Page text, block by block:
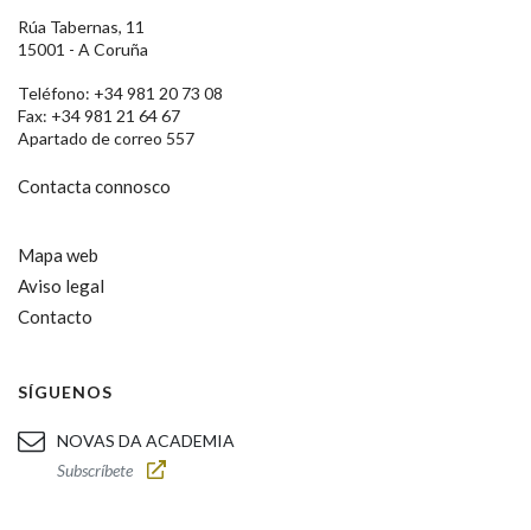
Rúa Tabernas, 11
15001 - A Coruña
Teléfono: +34 981 20 73 08
Fax: +34 981 21 64 67
Apartado de correo 557
Contacta connosco
Mapa web
Aviso legal
Contacto
SÍGUENOS
NOVAS DA ACADEMIA
Subscríbete